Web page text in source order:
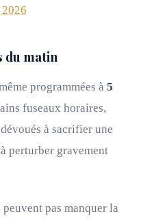
du matin
programmées à 5
fuseaux horaires,
à sacrifier une
perturber gravement
pas manquer la